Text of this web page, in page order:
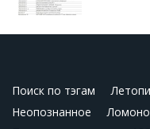
Поиск по тэгам
Неопознанное